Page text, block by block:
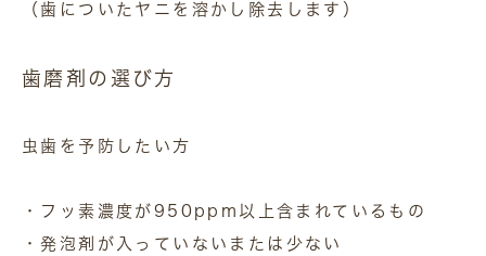
（歯についたヤニを溶かし除去します）
歯磨剤の選び方
虫歯を予防したい方
・フッ素濃度が950ppm以上含まれているもの
・発泡剤が入っていないまたは少ない